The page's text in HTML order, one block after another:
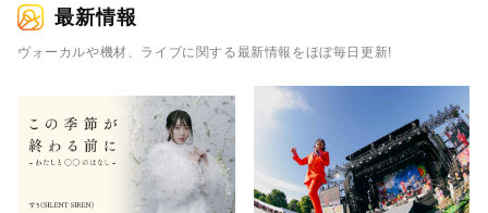
最新情報
ヴォーカルや機材、ライブに関する最新情報をほぼ毎日更新!